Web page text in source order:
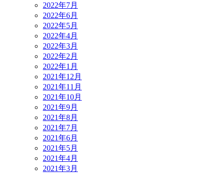
2022年7月
2022年6月
2022年5月
2022年4月
2022年3月
2022年2月
2022年1月
2021年12月
2021年11月
2021年10月
2021年9月
2021年8月
2021年7月
2021年6月
2021年5月
2021年4月
2021年3月